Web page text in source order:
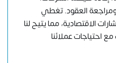
ومراجعة العقود. تغطي
الاقتصادية، مما يتيح لنا
احتياجات عملائنا